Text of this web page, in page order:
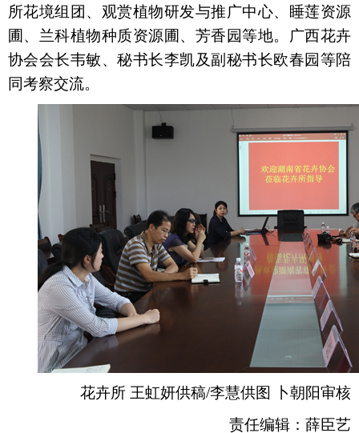
所花境组团、观赏植物研发与推广中心、睡莲资源
圃、兰科植物种质资源圃、芳香园等地。广西花卉
协会会长韦敏、秘书长李凯及副秘书长欧春园等陪
同考察交流。
花卉所 王虹妍供稿/李慧供图 卜朝阳审核
责任编辑：薛臣艺